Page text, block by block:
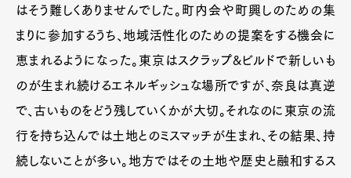
はそう難しくありませんでした。町内会や町興しのための集
まりに参加するうち、地域活性化のための提案をする機会に
恵まれるようになった。東京はスクラップ&ビルドで新しいも
のが生まれ続けるエネルギッシュな場所ですが、奈良は真逆
で、古いものをどう残していくかが大切。それなのに東京の流
行を持ち込んでは土地とのミスマッチが生まれ、その結果、持
続しないことが多い。地方ではその土地や歴史と融和するス